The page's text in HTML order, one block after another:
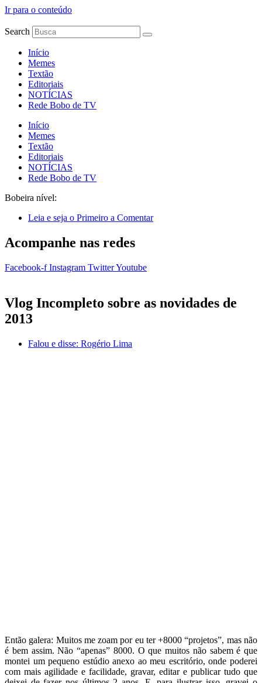
Ir para o conteúdo
Search
Início
Memes
Textão
Editoriais
NOTÍCIAS
Rede Bobo de TV
Início
Memes
Textão
Editoriais
NOTÍCIAS
Rede Bobo de TV
Bobeira nível:
Leia e seja o Primeiro a Comentar
Acompanhe nas redes
Facebook-f Instagram TwitterYoutube
Vlog Incompleto sobre as novidades de
2013
Falou e disse: Rogério Lima
Então galera: Muitos me zoam por eu ter +8000 “projetos”, mas não
é bem assim. Não “apenas” 8000. O que muitos não sabem é que
montei um pequeno estúdio anexo ao meu escritório, onde poderei
com mais agilidade e facilidade, gravar, editar e publicar tudo que